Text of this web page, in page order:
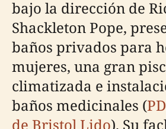
bajo la dirección de
Shackleton Pope,
baños privados para
mujeres, una gran
climatizada e
baños medicinales (
de Bristol Lido). Su